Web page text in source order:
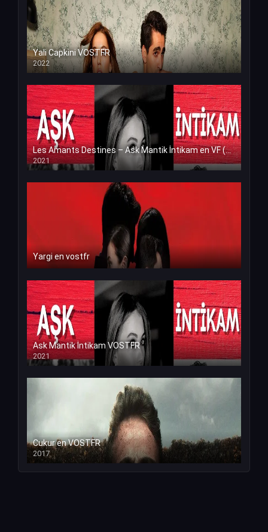
Yali Capkini VOSTFR
2022
Les Amants Destines – Ask Mantik İntikam en VF (Voix Francaise)
2021
Yargi en vostfr
Ask Mantik İntikam VOSTFR
2021
Cukur en VOSTFR
2017